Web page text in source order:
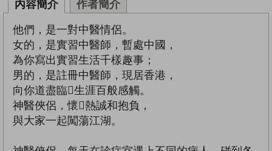
內容簡介 作者簡介
他們，是一對中醫情侶。
女的，是實習中醫師，暫處中國，
為你寫出實習生活千樣趣事；
男的，是註冊中醫師，現居香港，
向你道盡臨生涯百般感觸。
神醫俠侶，懷熱誠和抱負，
與大家一起闖蕩江湖。